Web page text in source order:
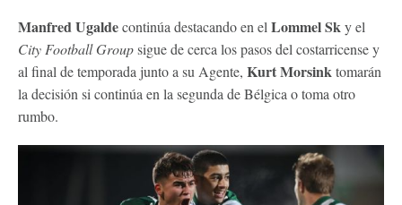
Manfred Ugaldecontinúa destacando en el Lommel Sky el
City Football Groupsigue de cerca los pasos del costarricense y
al final de temporada junto a su Agente, Kurt Morsinktomarán
la decisión si continúa en la segunda de Bélgica o toma otro
rumbo.